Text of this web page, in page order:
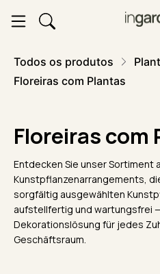
Todos os produtos
Floreiras com Plantas
Floreiras com
Entdecken Sie unser
Kunstpflanzenarrangements,
sorgfältig ausgewählten
aufstellfertig und wartungsfrei
Dekorationslösung für jedes
Geschäftsraum.